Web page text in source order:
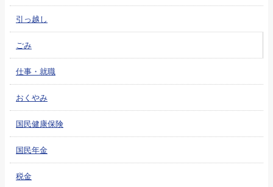
引っ越し
ごみ
仕事・就職
おくやみ
国民健康保険
国民年金
税金